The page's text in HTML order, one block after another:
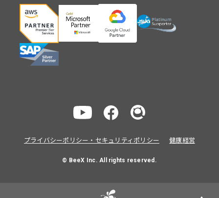
プライバシーポリシー・セキュリティポリシー 健康経営
© BeeX Inc. All rights reserved.